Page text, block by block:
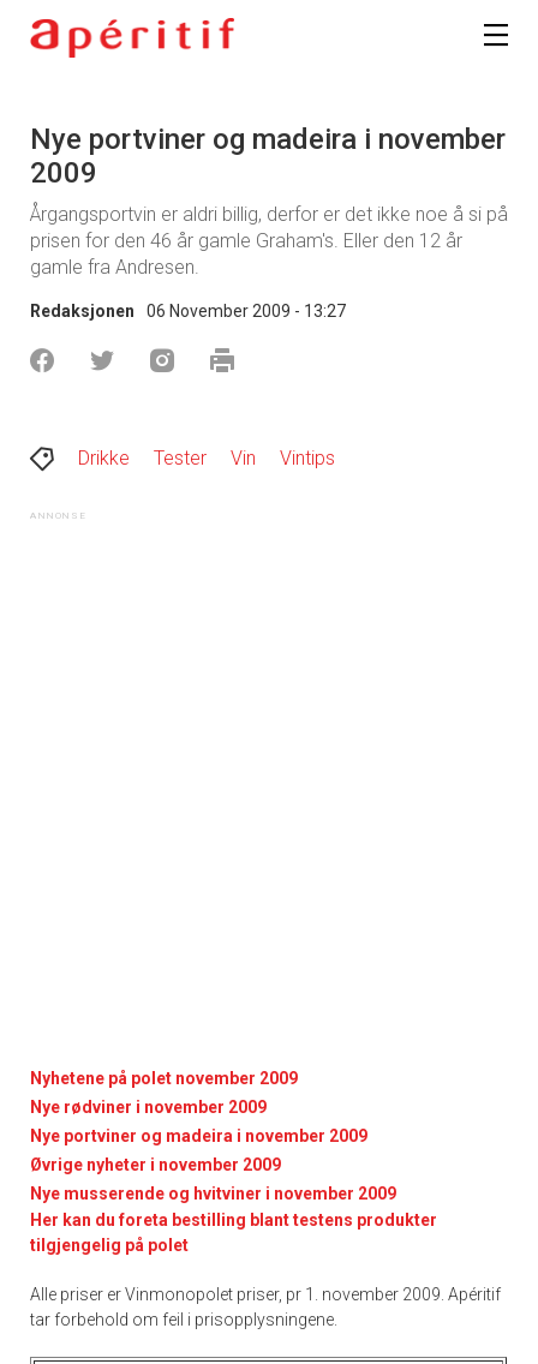
Nye portviner og madeira i november
2009
Årgangsportvin er aldri billig, derfor er det ikke noe å si på
prisen for den 46 år gamle Graham's. Eller den 12 år
gamle fra Andresen.
Redaksjonen 06 November 2009 - 13:27
Drikke Tester Vin Vintips
Nyhetene på polet november 2009
Nye rødviner i november 2009
Nye portviner og madeira i november 2009
Øvrige nyheter i november 2009
Nye musserende og hvitviner i november 2009
Her kan du foreta bestilling blant testens produkter
tilgjengelig på polet
Alle priser er Vinmonopolet priser, pr 1. november 2009. Apéritif
tar forbehold om feil i prisopplysningene.